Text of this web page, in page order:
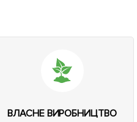
ВЛАСНЕ ВИРОБНИЦТВО